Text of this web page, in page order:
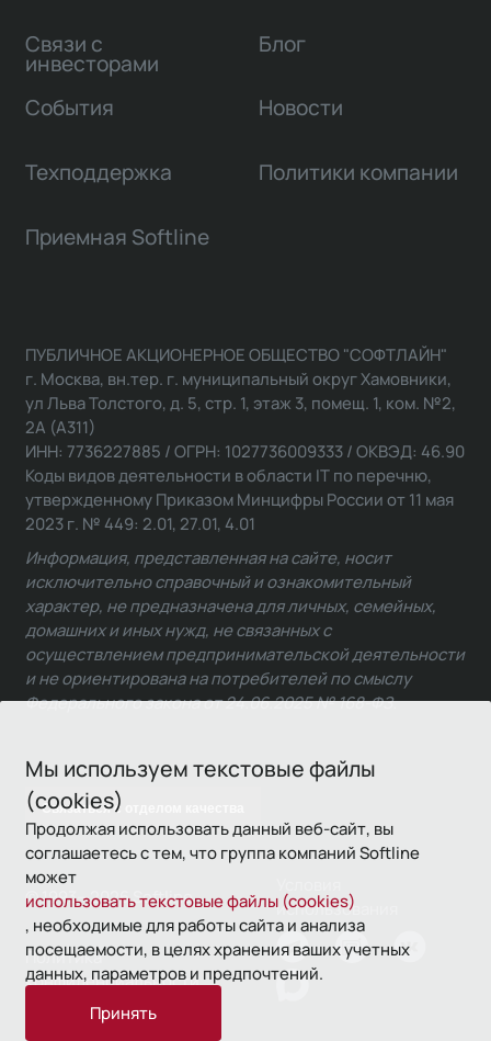
Мы используем текстовые файлы
(cookies)
Продолжая использовать данный веб-сайт, вы
соглашаетесь с тем, что группа компаний Softline
может
использовать текстовые файлы (cookies)
, необходимые для работы сайта и анализа
посещаемости, в целях хранения ваших учетных
данных, параметров и предпочтений.
Принять
Связи с
инвесторами
Блог
События Новости
Техподдержка Политики компании
Приемная Softline
Связаться с отделом качества
ПУБЛИЧНОЕ АКЦИОНЕРНОЕ ОБЩЕСТВО "СОФТЛАЙН"
г. Москва, вн.тер. г. муниципальный округ Хамовники,
ул Льва Толстого, д. 5, стр. 1, этаж 3, помещ. 1, ком. №2,
2А (А311)
ИНН: 7736227885 / ОГРН: 1027736009333 / ОКВЭД: 46.90
Коды видов деятельности в области IT по перечню,
утвержденному Приказом Минцифры России от 11 мая
2023 г. № 449: 2.01, 27.01, 4.01
Информация, представленная на сайте, носит
исключительно справочный и ознакомительный
характер, не предназначена для личных, семейных,
домашних и иных нужд, не связанных с
осуществлением предпринимательской деятельности
и не ориентирована на потребителей по смыслу
Федерального закона от 24.06.2025 № 168-ФЗ.
© 1993—2026 Softline
использования
Политика
конфиденциальности